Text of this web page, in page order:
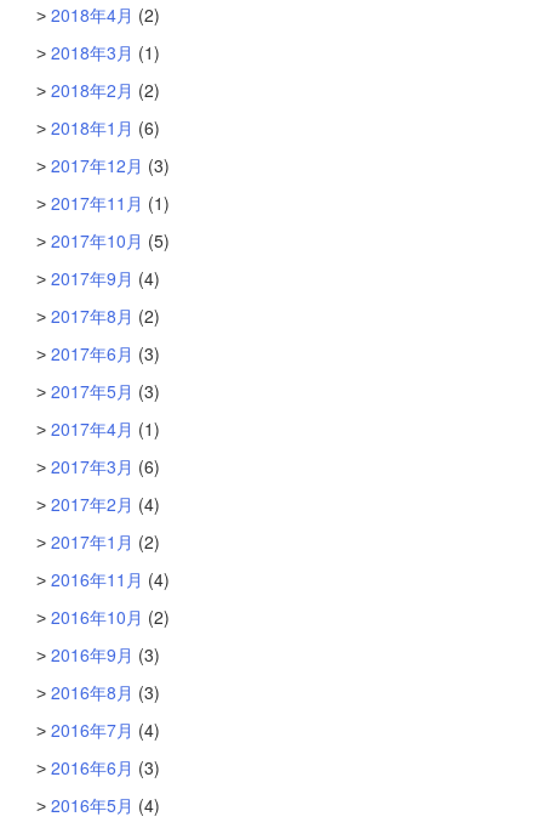
2018年4月 (2)
2018年3月 (1)
2018年2月 (2)
2018年1月 (6)
2017年12月 (3)
2017年11月 (1)
2017年10月 (5)
2017年9月 (4)
2017年8月 (2)
2017年6月 (3)
2017年5月 (3)
2017年4月 (1)
2017年3月 (6)
2017年2月 (4)
2017年1月 (2)
2016年11月 (4)
2016年10月 (2)
2016年9月 (3)
2016年8月 (3)
2016年7月 (4)
2016年6月 (3)
2016年5月 (4)